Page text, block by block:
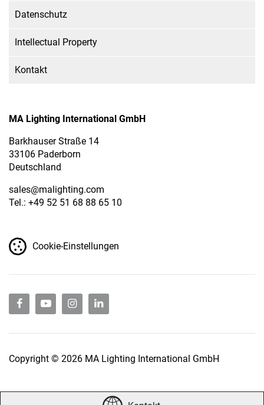
Datenschutz
Intellectual Property
Kontakt
MA Lighting International GmbH
Barkhauser Straße 14
33106 Paderborn
Deutschland
sales@malighting.com
Tel.: +49 52 51 68 88 65 10
Cookie-Einstellungen
Copyright © 2026 MA Lighting International GmbH